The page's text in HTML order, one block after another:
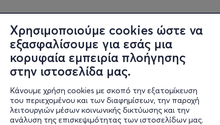
Χρησιμοποιούμε cookies ώστε να
εξασφαλίσουμε για εσάς μια
κορυφαία εμπειρία πλοήγησης
στην ιστοσελίδα μας.
Κάνουμε χρήση cookies με σκοπό την εξατομίκευση
του περιεχομένου και των διαφημίσεων, την παροχή
λειτουργιών μέσων κοινωνικής δικτύωσης και την
ανάλυση της επισκεψιμότητας των ιστοσελίδων μας.
Πληροφορίες
Υποστήριξη
Stay Connected